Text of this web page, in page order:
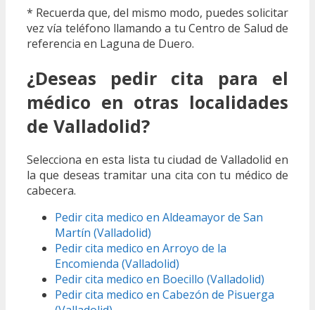
* Recuerda que, del mismo modo, puedes solicitar
vez vía teléfono llamando a tu Centro de Salud de
referencia en Laguna de Duero.
¿Deseas pedir cita para el
médico en otras localidades
de Valladolid?
Selecciona en esta lista tu ciudad de Valladolid en
la que deseas tramitar una cita con tu médico de
cabecera.
Pedir cita medico en Aldeamayor de San
Martín (Valladolid)
Pedir cita medico en Arroyo de la
Encomienda (Valladolid)
Pedir cita medico en Boecillo (Valladolid)
Pedir cita medico en Cabezón de Pisuerga